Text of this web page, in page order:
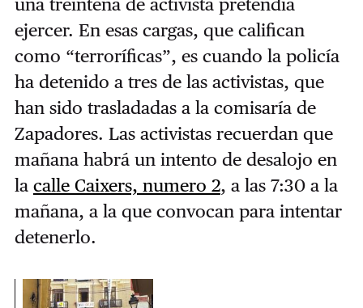
una treintena de activista pretendía
ejercer. En esas cargas, que califican
como “terroríficas”, es cuando la policía
ha detenido a tres de las activistas, que
han sido trasladadas a la comisaría de
Zapadores. Las activistas recuerdan que
mañana habrá un intento de desalojo en
la calle Caixers, numero 2, a las 7:30 a la
mañana, a la que convocan para intentar
detenerlo.